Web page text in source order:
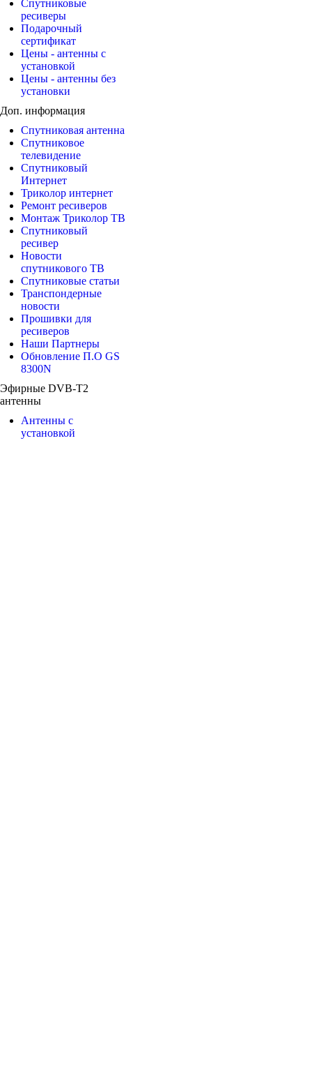
Спутниковые
ресиверы
Подарочный
сертификат
Цены - антенны с
установкой
Цены - антенны без
установки
Доп. информация
Спутниковая антенна
Спутниковое
телевидение
Спутниковый
Интернет
Триколор интернет
Ремонт ресиверов
Монтаж Триколор ТВ
Спутниковый
ресивер
Новости
спутникового ТВ
Спутниковые статьи
Транспондерные
новости
Прошивки для
ресиверов
Наши Партнеры
Обновление П.О GS
8300N
Эфирные DVB-T2
антенны
Антенны с
установкой